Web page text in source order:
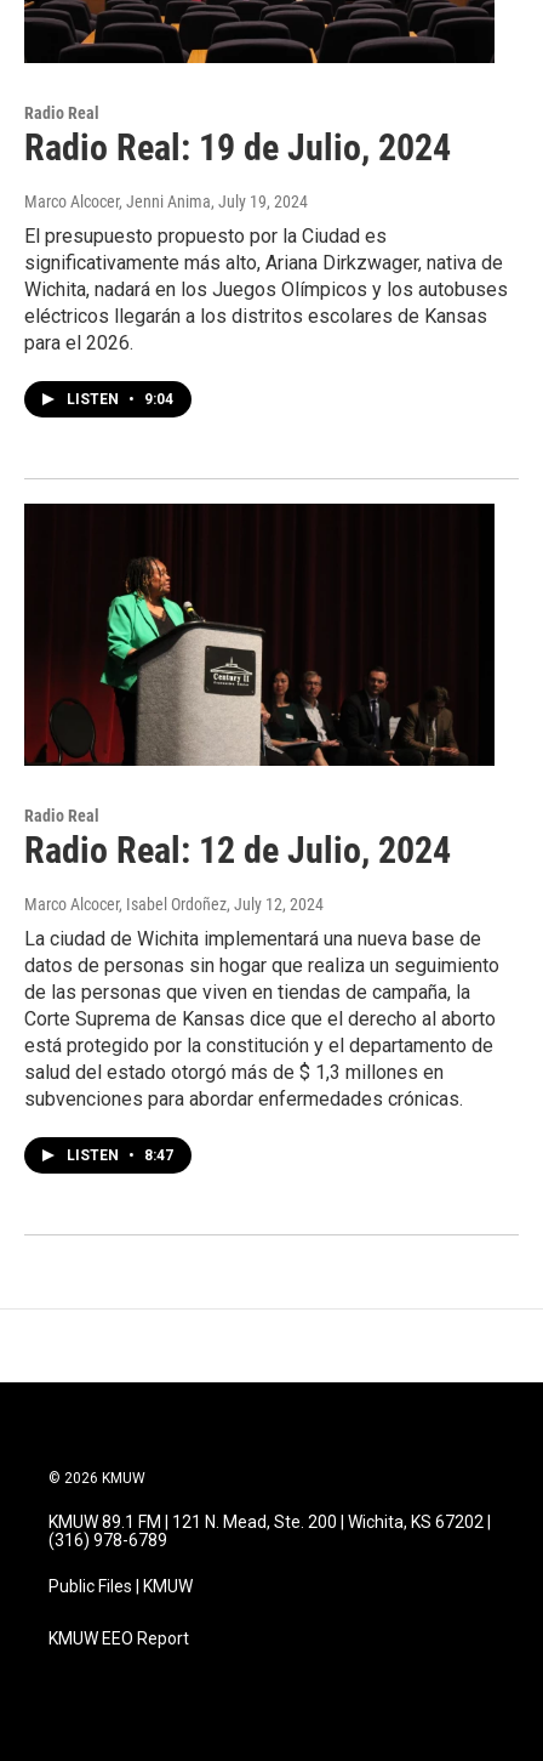
Radio Real
Radio Real: 19 de Julio, 2024
Marco Alcocer, Jenni Anima, July 19, 2024
El presupuesto propuesto por la Ciudad es
significativamente más alto, Ariana Dirkzwager, nativa de
Wichita, nadará en los Juegos Olímpicos y los autobuses
eléctricos llegarán a los distritos escolares de Kansas
para el 2026.
LISTEN • 9:04
Radio Real
Radio Real: 12 de Julio, 2024
Marco Alcocer, Isabel Ordoñez, July 12, 2024
La ciudad de Wichita implementará una nueva base de
datos de personas sin hogar que realiza un seguimiento
de las personas que viven en tiendas de campaña, la
Corte Suprema de Kansas dice que el derecho al aborto
está protegido por la constitución y el departamento de
salud del estado otorgó más de $ 1,3 millones en
subvenciones para abordar enfermedades crónicas.
LISTEN • 8:47
© 2026 KMUW
KMUW 89.1 FM | 121 N. Mead, Ste. 200 | Wichita, KS 67202 |
(316) 978-6789
Public Files | KMUW
KMUW EEO Report